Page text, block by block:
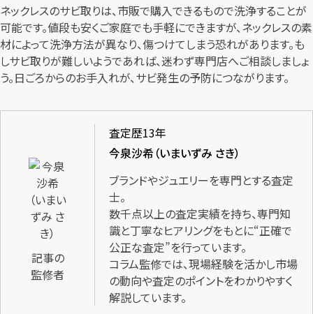
ネックレスのサビ取りは、市販で購入できるもので洗浄することが
可能です。値段も安くご家庭でも手軽にできますが、ネックレスの素
材によって洗浄方法が異なり、傷つけてしまう恐れがあります。も
しサビ取りが難しいようであれば、迷わず専門店へご相談しましょ
う。日ごろからのお手入れが、サビ発生の予防につながります。
記事の
監修者
査定歴13年
今泉沙希（いまいずみ さき）
ブランドやジュエリーを専門とする査定
士。
数千点以上の査定実績を持ち、専門知
識と丁寧なヒアリングをもとに“正確で
公正な査定”を行っています。
コラム監修では、現場経験を活かし市場
の動向や査定のポイントをわかりやすく
解説しています。